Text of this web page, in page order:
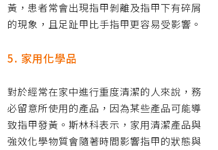
黃，患者常會出現指甲剝離及指甲下有碎屑
的現象，且足趾甲比手指甲更容易受影響。
5. 家用化學品
對於經常在家中進行重度清潔的人來說，務
必留意所使用的產品，因為某些產品可能導
致指甲發黃。斯林科表示，家用清潔產品與
強效化學物質會隨著時間影響指甲的狀態與